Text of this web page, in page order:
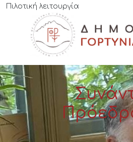
Πιλοτική λειτουργία